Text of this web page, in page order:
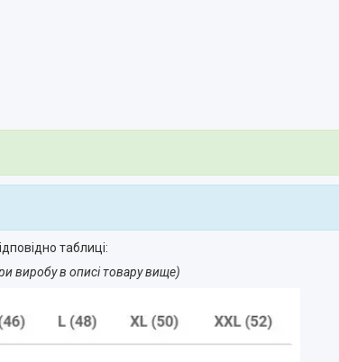
таблиці:
виробу в описі товару вище)